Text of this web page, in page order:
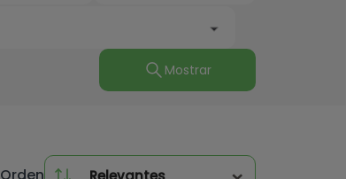
Hasta
1 habitación
Desde 3 habitaciones
Mostrar
Orden